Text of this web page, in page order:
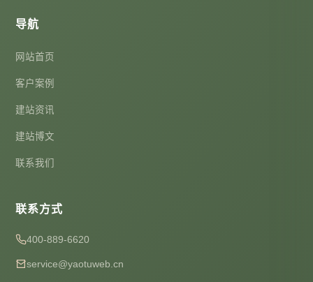
导航
网站首页
客户案例
建站资讯
建站博文
联系我们
联系方式
400-889-6620
service@yaotuweb.cn